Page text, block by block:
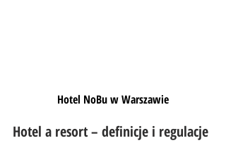
Hotel NoBu w Warszawie
Hotel a resort – definicje i regulacje